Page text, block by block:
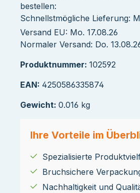
bestellen:
Schnellstmögliche Lieferung:
Versand EU: Mo. 17.08.26
Normaler Versand: Do.
Produktnummer: 102592
EAN: 4250586335874
Gewicht: 0.016 kg
Ihre Vorteile im
Spezialisierte
Bruchsichere
Nachhaltigkeit und